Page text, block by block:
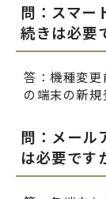
問：スマー
続きは必要
答：機種変
の端末の新規
問：メール
は必要です